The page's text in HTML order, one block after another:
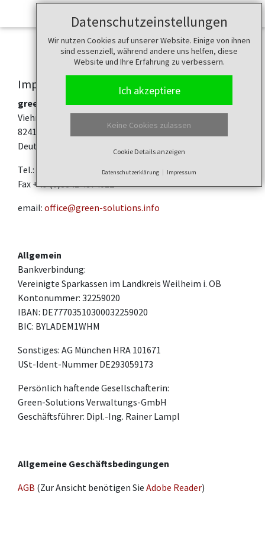
Datenschutzeinstellungen
Wir nutzen Cookies auf unserer Website. Einige von ihnen
sind essenziell, während andere uns helfen, diese
Website und Ihre Erfahrung zu verbessern.
Ich akzeptiere
Keine Cookies zulassen
Cookie Details anzeigen
Datenschutzerklärung Impressum
Impressum
green-solutions GmbH & Co. KG
Viehmarktplatz 6
82418 Murnau
Deutschland
Tel.: +49 8841 4874011
Fax +49 (0)8841 4874012
email: office@green-solutions.info
Allgemein
Bankverbindung:
Vereinigte Sparkassen im Landkreis Weilheim i. OB
Kontonummer: 32259020
IBAN: DE77703510300032259020
BIC: BYLADEM1WHM
Sonstiges: AG München HRA 101671
USt-Ident-Nummer DE293059173
Persönlich haftende Gesellschafterin:
Green-Solutions Verwaltungs-GmbH
Geschäftsführer: Dipl.-Ing. Rainer Lampl
Allgemeine Geschäftsbedingungen
AGB (Zur Ansicht benötigen Sie Adobe Reader)